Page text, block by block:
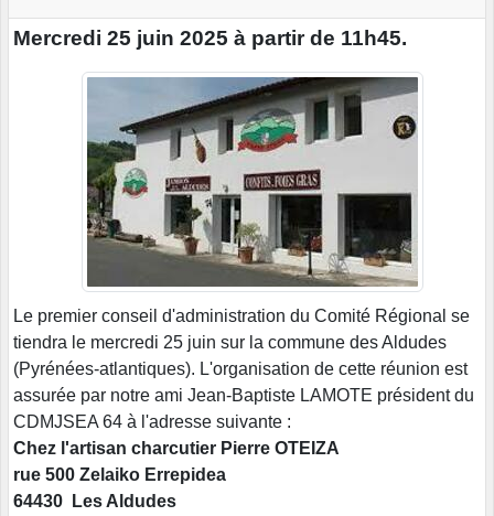
Mercredi 25 juin 2025 à partir de 11h45.
Le premier conseil d'administration du Comité Régional se
tiendra le mercredi 25 juin sur la commune des Aldudes
(Pyrénées-atlantiques). L'organisation de cette réunion est
assurée par notre ami Jean-Baptiste LAMOTE président du
CDMJSEA 64 à l'adresse suivante :
Chez l'artisan charcutier Pierre OTEIZA
rue 500 Zelaiko Errepidea
64430 Les Aldudes